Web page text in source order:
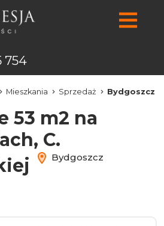
754
Mieszkania Sprzedaż Bydgoszcz
53 m2 na
C.
Bydgoszcz